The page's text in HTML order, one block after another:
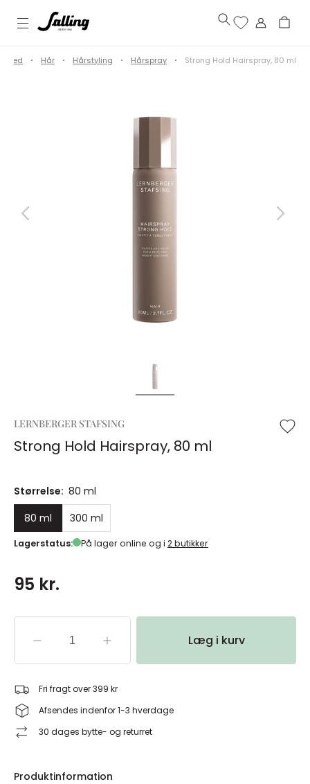
Hår Hårstyling Hårspray Strong Hold Hairspray, 80 ml
LERNBERGER STAFSING
Strong Hold Hairspray, 80 ml
Størrelse: 80 ml
80 ml
300 ml
Lagerstatus: På lager online og i 2 butikker
95 kr.
Læg i kurv
Fri fragt over 399 kr
Afsendes indenfor 1-3 hverdage
30 dages bytte- og returret
Produktinformation